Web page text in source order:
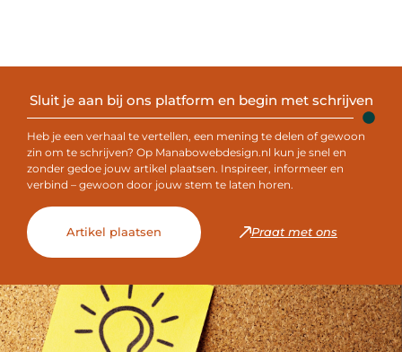
Sluit je aan bij ons platform en begin met schrijven
Heb je een verhaal te vertellen, een mening te delen of gewoon
zin om te schrijven? Op Manabowebdesign.nl kun je snel en
zonder gedoe jouw artikel plaatsen. Inspireer, informeer en
verbind – gewoon door jouw stem te laten horen.
Artikel plaatsen Praat met ons